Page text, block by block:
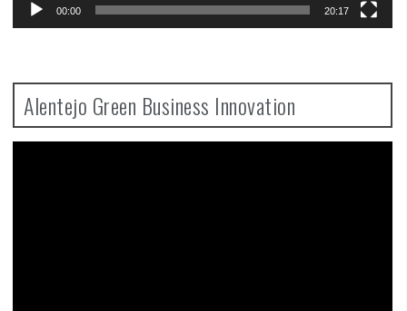
00:00 20:17
Alentejo Green Business Innovation